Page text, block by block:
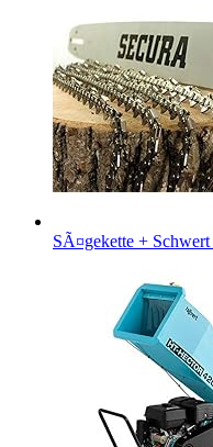
SÃ¤gekette +